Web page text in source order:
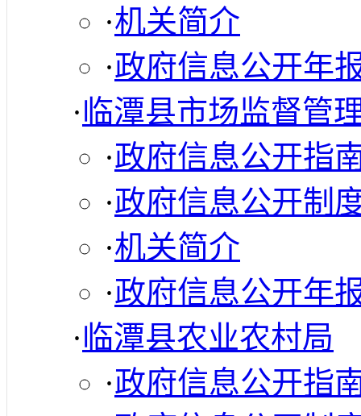
·机关简介
·政府信息公开年
·临潭县市场监督管
·政府信息公开指
·政府信息公开制
·机关简介
·政府信息公开年
·临潭县农业农村局
·政府信息公开指